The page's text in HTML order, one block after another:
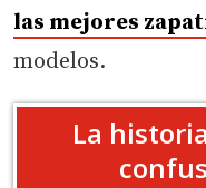
las mejores
modelos.
La